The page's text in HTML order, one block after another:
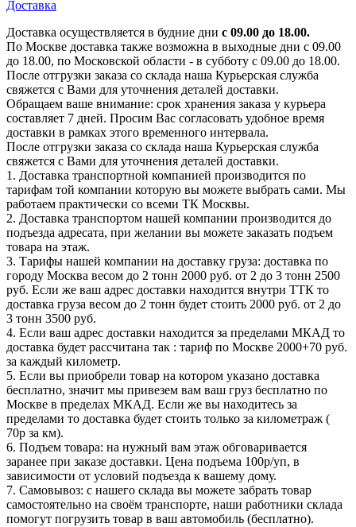
Доставка
Доставка осуществляется в будние дни с 09.00 до 18.00.
По Москве доставка также возможна в выходные дни с 09.00
до 18.00, по Московской области - в субботу с 09.00 до 18.00.
После отгрузки заказа со склада наша Курьерская служба
свяжется с Вами для уточнения деталей доставки.
Обращаем ваше внимание: срок хранения заказа у курьера
составляет 7 дней. Просим Вас согласовать удобное время
доставки в рамках этого временного интервала.
После отгрузки заказа со склада наша Курьерская служба
свяжется с Вами для уточнения деталей доставки.
1. Доставка транспортной компанией производится по
тарифам той компании которую вы можете выбрать сами. Мы
работаем практически со всеми ТК Москвы.
2. Доставка транспортом нашей компании производится до
подъезда адресата, при желании вы можете заказать подъем
товара на этаж.
3. Тарифы нашей компании на доставку груза: доставка по
городу Москва весом до 2 тонн 2000 руб. от 2 до 3 тонн 2500
руб. Если же ваш адрес доставки находится внутри ТТК то
доставка груза весом до 2 тонн будет стоить 2000 руб. от 2 до
3 тонн 3500 руб.
4. Если ваш адрес доставки находится за пределами МКАД то
доставка будет рассчитана так : тариф по Москве 2000+70 руб.
за каждый километр.
5. Если вы приобрели товар на котором указано доставка
бесплатно, значит мы привезем вам ваш груз бесплатно по
Москве в пределах МКАД. Если же вы находитесь за
пределами то доставка будет стоить только за километраж (
70р за км).
6. Подъем товара: на нужный вам этаж обговаривается
заранее при заказе доставки. Цена подъема 100р/уп, в
зависимости от условий подъезда к вашему дому.
7. Самовывоз: с нашего склада вы можете забрать товар
самостоятельно на своём транспорте, наши работники склада
помогут погрузить товар в ваш автомобиль (бесплатно).